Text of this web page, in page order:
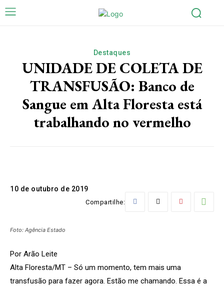
Destaques
UNIDADE DE COLETA DE
TRANSFUSÃO: Banco de
Sangue em Alta Floresta está
trabalhando no vermelho
10 de outubro de 2019
Compartilhe:
Foto: Agência Estado
Por Arão Leite
Alta Floresta/MT – Só um momento, tem mais uma
transfusão para fazer agora. Estão me chamando. Essa é a